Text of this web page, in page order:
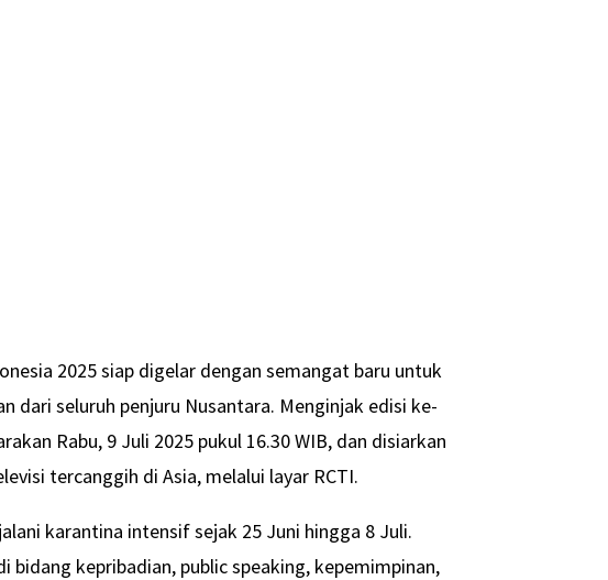
2025 siap digelar dengan semangat baru untuk
dari seluruh penjuru Nusantara. Menginjak edisi ke-
Rabu, 9 Juli 2025 pukul 16.30 WIB, dan disiarkan
tercanggih di Asia, melalui layar RCTI.
karantina intensif sejak 25 Juni hingga 8 Juli.
bidang kepribadian, public speaking, kepemimpinan,